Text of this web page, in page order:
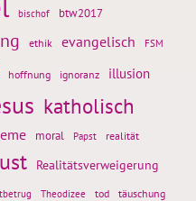
bischof btw2017
ethik evangelisch FSM
hoffnung ignoranz illusion
katholisch
moral Papst realität
Realitätsverweigerung
Theodizee tod täuschung